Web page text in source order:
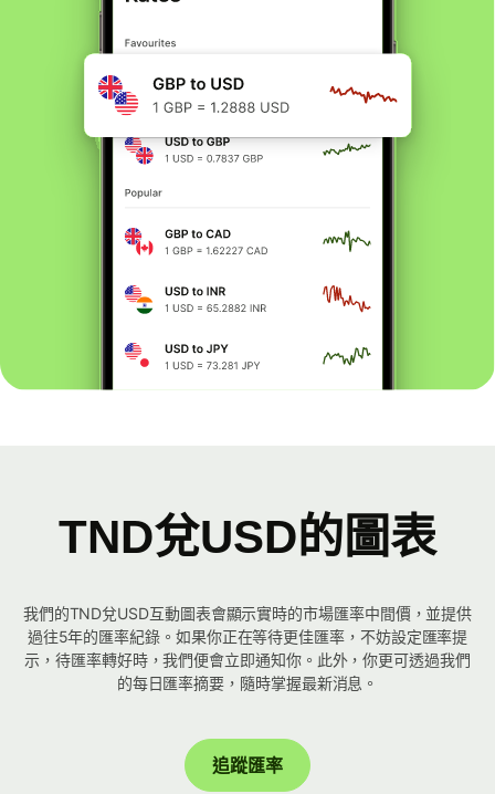
TND兌USD的圖表
我們的TND兌USD互動圖表會顯示實時的市場匯率中間價，並提供
過往5年的匯率紀錄。如果你正在等待更佳匯率，不妨設定匯率提
示，待匯率轉好時，我們便會立即通知你。此外，你更可透過我們
的每日匯率摘要，隨時掌握最新消息。
追蹤匯率